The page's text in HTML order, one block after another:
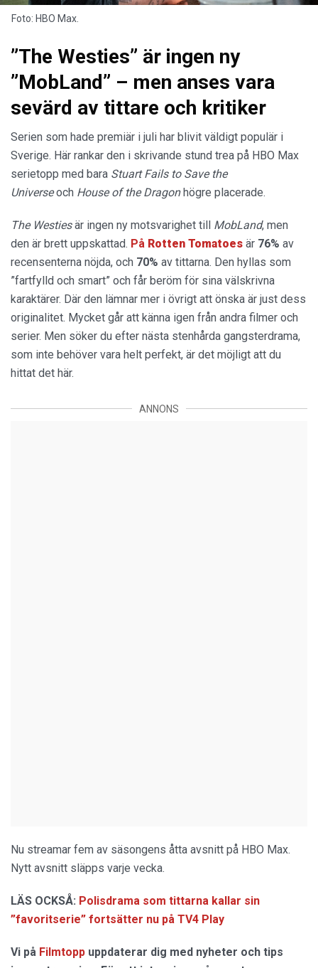
Foto: HBO Max.
”The Westies” är ingen ny
”MobLand” – men anses vara
sevärd av tittare och kritiker
Serien som hade premiär i juli har blivit väldigt populär i
Sverige. Här rankar den i skrivande stund trea på HBO Max
serietopp med bara Stuart Fails to Save the
Universeoch House of the Dragonhögre placerade.
The Westiesär ingen ny motsvarighet till MobLand, men
den är brett uppskattad. På Rotten Tomatoes är 76% av
recensenterna nöjda, och 70% av tittarna. Den hyllas som
”fartfylld och smart” och får beröm för sina välskrivna
karaktärer. Där den lämnar mer i övrigt att önska är just dess
originalitet. Mycket går att känna igen från andra filmer och
serier. Men söker du efter nästa stenhårda gangsterdrama,
som inte behöver vara helt perfekt, är det möjligt att du
hittat det här.
ANNONS
Nu streamar fem av säsongens åtta avsnitt på HBO Max.
Nytt avsnitt släpps varje vecka.
LÄS OCKSÅ: Polisdrama som tittarna kallar sin
”favoritserie” fortsätter nu på TV4 Play
Vi på Filmtopp uppdaterar dig med nyheter och tips